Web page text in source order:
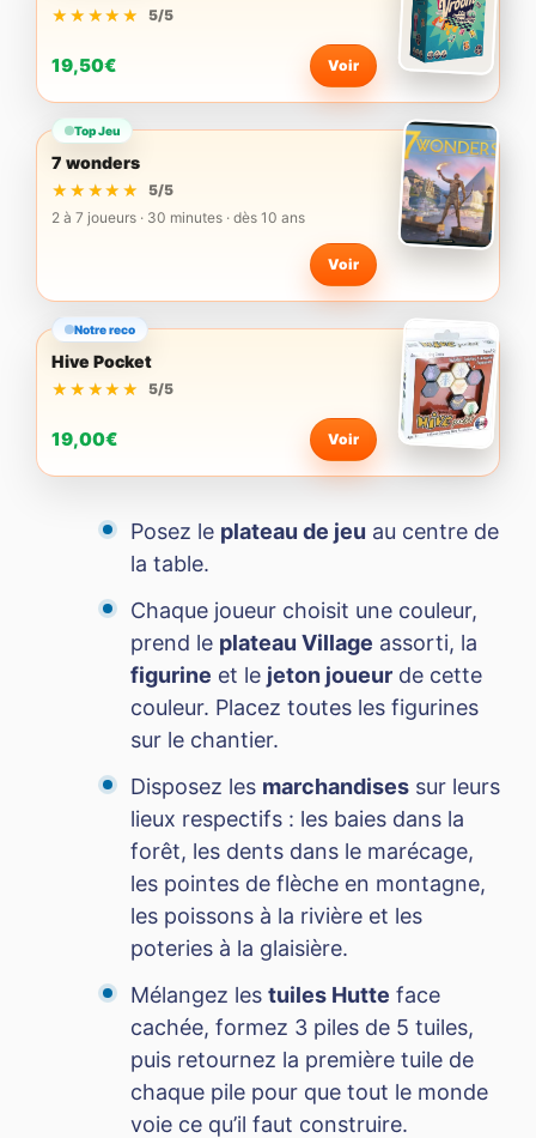
★★★★★
★★★★★ 5/5
19,50€ Voir
Top Jeu
7 wonders
★★★★★
★★★★★
5/5
2 à 7 joueurs · 30 minutes · dès 10 ans
Voir
Notre reco
Hive Pocket
★★★★★
★★★★★ 5/5
19,00€ Voir
Posez le plateau de jeu au centre de
la table.
Chaque joueur choisit une couleur,
prend le plateau Village assorti, la
figurine et le jeton joueur de cette
couleur. Placez toutes les figurines
sur le chantier.
Disposez les marchandises sur leurs
lieux respectifs : les baies dans la
forêt, les dents dans le marécage,
les pointes de flèche en montagne,
les poissons à la rivière et les
poteries à la glaisière.
Mélangez les tuiles Hutte face
cachée, formez 3 piles de 5 tuiles,
puis retournez la première tuile de
chaque pile pour que tout le monde
voie ce qu’il faut construire.